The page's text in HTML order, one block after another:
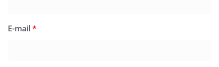
E-mail*